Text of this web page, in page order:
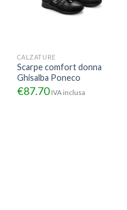
CALZATURE
Scarpe comfort donna
Ghisalba Poneco
€87.70 IVA inclusa